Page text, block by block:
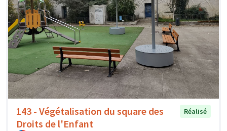
143 - Végétalisation du square des
Droits de l'Enfant
Réalisé